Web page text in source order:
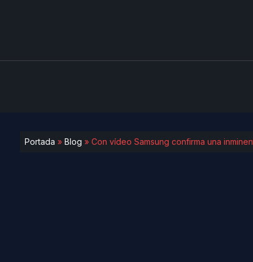
Portada » Blog » Con vídeo Samsung confirma una